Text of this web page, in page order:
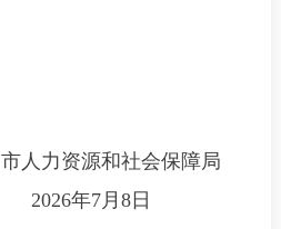
人力资源和社会保障局
2026年7月8日